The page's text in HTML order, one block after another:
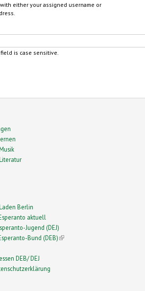
either your assigned username or
is case sensitive.
Berlin
aktuell
Jugend (DEJ)
Bund (DEB)(link is external)
DEB/ DEJ